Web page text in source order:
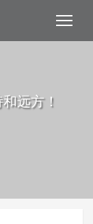
远方！